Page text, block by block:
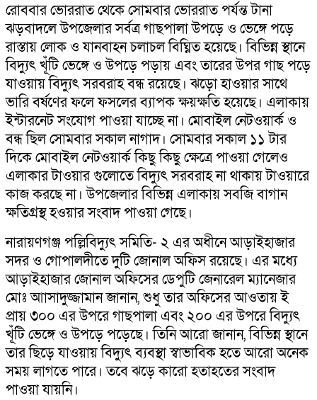
রোববার ভোররাত থেকে সোমবার ভোররাত পর্যন্ত টানা
ঝড়বাদলে উপজেলার সর্বত্র গাছপালা উপড়ে ও ভেঙ্গে পড়ে
রাস্তায় লোক ও যানবাহন চলাচল বিঘ্নিত হয়েছে। বিভিন্ন স্থানে
বিদ্যুৎ খূঁটি ভেঙ্গে ও উপড়ে পড়ায় এবং তারের উপর গাছ পড়ে
যাওয়ায় বিদ্যুৎ সরবরাহ বন্ধ রয়েছে। ঝড়ো হাওয়ার সাথে
ভারি বর্ষণের ফলে ফসলের ব্যাপক ক্ষয়ক্ষতি হয়েছে। এলাকায়
ইন্টারনেট সংযোগ পাওয়া যাচ্ছে না। মোবাইল নেটওয়ার্ক ও
বন্ধ ছিল সোমবার সকাল নাগাদ। সোমবার সকাল ১১ টার
দিকে মোবাইল নেটওয়ার্ক কিছু কিছু ক্ষেত্রে পাওয়া গেলেও
এলাকার টাওয়ার গুলোতে বিদ্যুৎ সরবরাহ না থাকায় টাওয়ারে
কাজ করছে না। উপজেলার বিভিন্ন এলাকায় সবজি বাগান
ক্ষতিগ্রস্থ হওয়ার সংবাদ পাওয়া গেছে।
নারায়ণগঞ্জ পল্লিবিদ্যুৎ সমিতি- ২ এর অধীনে আড়াইহাজার
সদর ও গোপালদীতে দুটি জোনাল অফিস রয়েছে। এর মধ্যে
আড়াইহাজার জোনাল অফিসের ডেপুটি জেনারেল ম্যানেজার
মোঃ আাসাদুজ্জামান জানান, শুধু তার অফিসের আওতায় ই
প্রায় ৩০০ এর উপরে গাছপালা এবং ২০০ এর উপরে বিদ্যুৎ
খূঁটি ভেঙ্গে ও উপড়ে পড়েছে। তিনি আরো জানান, বিভিন্ন স্থানে
তার ছিড়ে যাওয়ায় বিদ্যুৎ ব্যবস্থা স্বাভাবিক হতে আরো অনেক
সময় লাগতে পারে। তবে ঝড়ে কারো হতাহতের সংবাদ
পাওয়া যায়নি।